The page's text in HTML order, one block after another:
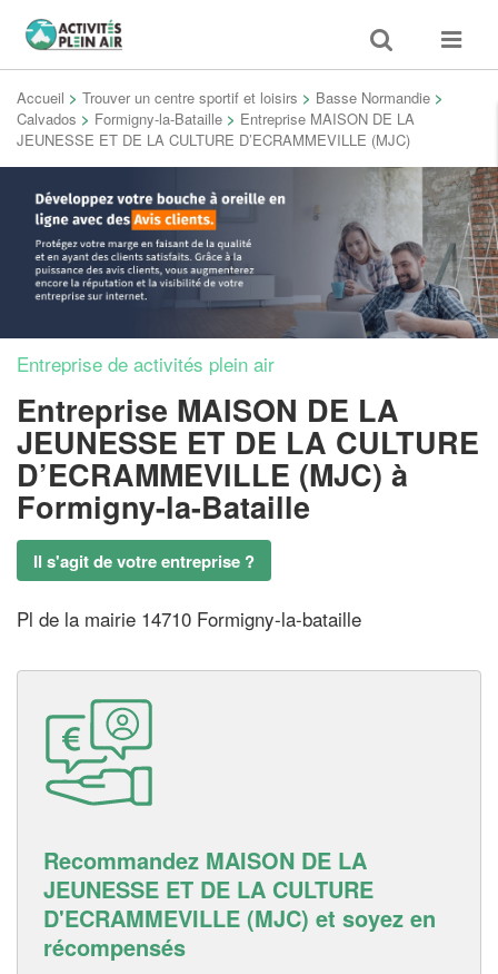
Toggle
search
Toggle
Accueil > Trouver un centre sportif et loisirs > Basse Normandie >
Calvados > Formigny-la-Bataille > Entreprise MAISON DE LA
JEUNESSE ET DE LA CULTURE D’ECRAMMEVILLE (MJC)
Entreprise de activités plein air
Entreprise MAISON DE LA
JEUNESSE ET DE LA CULTURE
D’ECRAMMEVILLE (MJC) à
Formigny-la-Bataille
Il s'agit de votre entreprise ?
Pl de la mairie 14710 Formigny-la-bataille
Recommandez MAISON DE LA
JEUNESSE ET DE LA CULTURE
D'ECRAMMEVILLE (MJC) et soyez en
récompensés